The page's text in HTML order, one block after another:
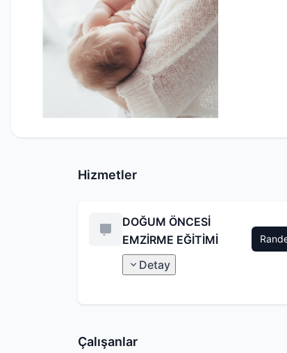
Hizmetler
DOĞUM ÖNCESİ
EMZİRME EĞİTİMİ
Detay
Çalışanlar